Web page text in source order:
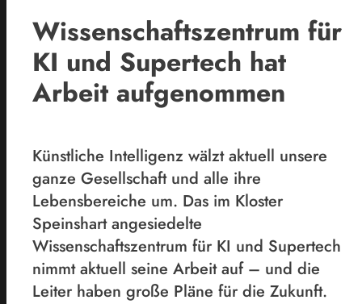
Wissenschaftszentrum für
KI und Supertech hat
Arbeit aufgenommen
Künstliche Intelligenz wälzt aktuell unsere
ganze Gesellschaft und alle ihre
Lebensbereiche um. Das im Kloster
Speinshart angesiedelte
Wissenschaftszentrum für KI und Supertech
nimmt aktuell seine Arbeit auf – und die
Leiter haben große Pläne für die Zukunft.